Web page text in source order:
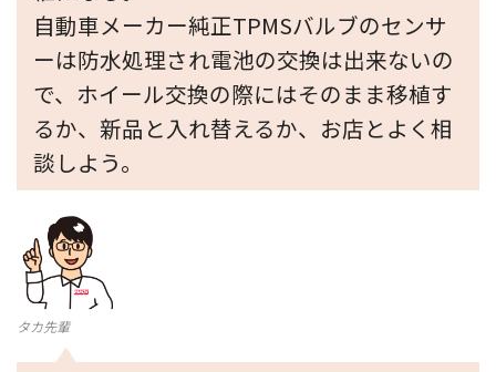
自動車メーカー純正TPMSバルブのセンサ
ーは防水処理され電池の交換は出来ないの
で、ホイール交換の際にはそのまま移植す
るか、新品と入れ替えるか、お店とよく相
談しよう。
タカ先輩